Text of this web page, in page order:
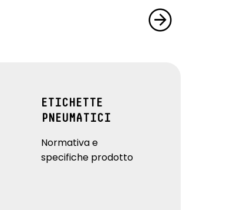
ETICHETTE
PNEUMATICI
Normativa e
specifiche prodotto